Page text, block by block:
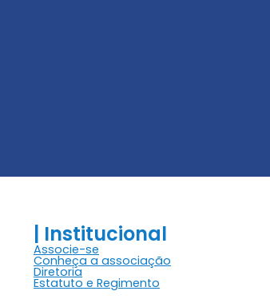
| Institucional
Associe-se
Conheça a associação
Diretoria
Estatuto e Regimento